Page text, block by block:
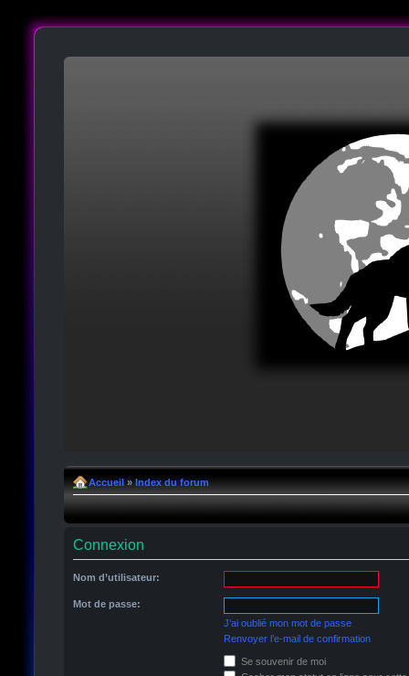
Accueil » Index du forum
Connexion
Nom d’utilisateur:
Mot de passe:
J’ai oublié mon mot de passe
Renvoyer l’e-mail de confirmation
Se souvenir de moi